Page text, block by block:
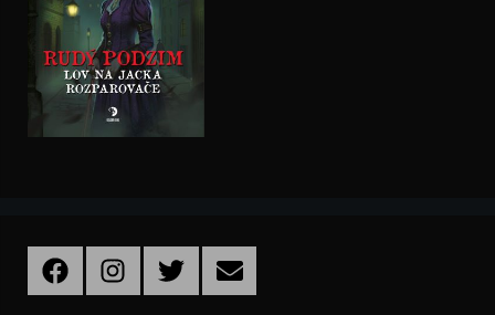
FacebookInstagramTwitter Email